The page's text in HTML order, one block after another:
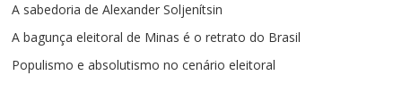
A sabedoria de Alexander Soljenítsin
A bagunça eleitoral de Minas é o retrato do Brasil
Populismo e absolutismo no cenário eleitoral